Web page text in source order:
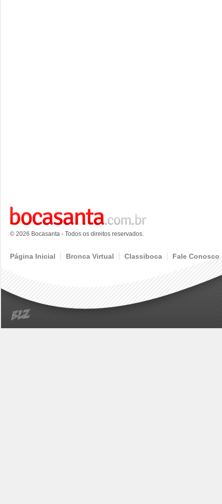
© 2026 Bocasanta - Todos os direitos reservados.
Página Inicial Bronca Virtual Classiboca Fale Conosco